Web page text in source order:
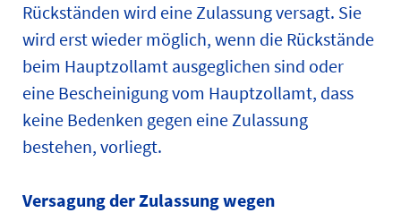
Rückständen wird eine Zulassung versagt. Sie
wird erst wieder möglich, wenn die Rückstände
beim Hauptzollamt ausgeglichen sind oder
eine Bescheinigung vom Hauptzollamt, dass
keine Bedenken gegen eine Zulassung
bestehen, vorliegt.
Versagung der Zulassung wegen